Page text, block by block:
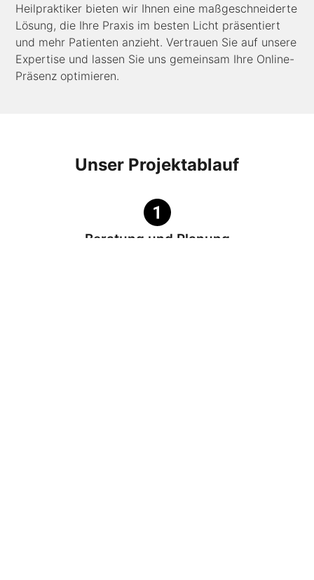
Heilpraktiker bieten wir Ihnen eine maßgeschneiderte
Lösung, die Ihre Praxis im besten Licht präsentiert
und mehr Patienten anzieht. Vertrauen Sie auf unsere
Expertise und lassen Sie uns gemeinsam Ihre Online-
Präsenz optimieren.
Unser Projektablauf
Beratung und Planung